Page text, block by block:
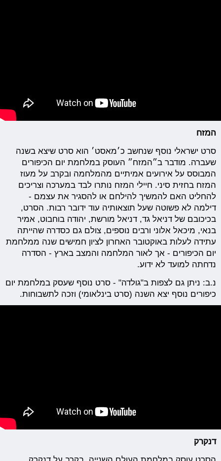
המזח
סרט ישראלי נוסף שנחשב כ׳מאסט׳ הוא סרט שיצא בשנה
שעברה. מודבר ב״המזח״ העוסק במלחמת יום הכיפורים
המבוסס על אירועים אמיתיים מהמלחמה ובקרב על מעוז
המזח בחזית סיני. חיילי המזח נותרו לבד במערכה וצריכים
להחליט האם להמשיך להילחם או להסגיר את עצמם -
דילמה לא פשוטה שעל תוצאותיה עוד ידובר רבות. הסרט,
בכיכובם של דניאל גד, דניאל מורשת, יהודה בוחבוט, אמיר
בנאי, מיכאל אלוני ורבים נוספים, צולם גם כסדרה שהייתה
עתידה לעלות באוקטובר האחרון לציון חמישים שנה ממלחמת
יום הכיפורים - אך לאור המלחמה והמצב בארץ - הסדרה
נדחתה למועד לא ידוע.
נ.ב: ניתן גם לצפות ב"גולדה" - סרט נוסף שעסק במלחמת יום
כיפורים נוסף יצא השנה (סרט בינלאומי) וזכה לתשבוחות.
דנקרק